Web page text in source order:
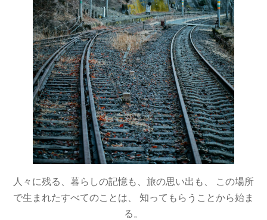
人々に残る、暮らしの記憶も、旅の思い出も、 この場所
で生まれたすべてのことは、 知ってもらうことから始ま
る。